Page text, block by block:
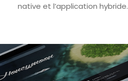
native et l’application hybride.